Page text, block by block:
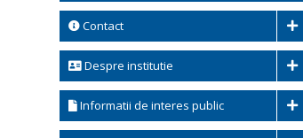
Contact
Despre institutie
Informatii de interes public